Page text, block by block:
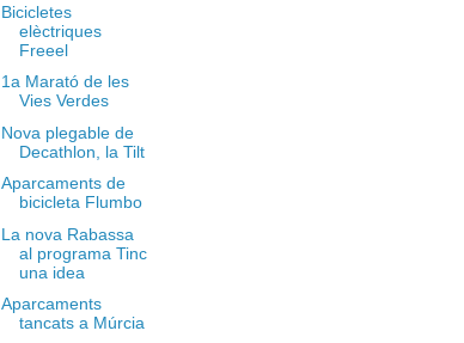
Bicicletes
elèctriques
Freeel
1a Marató de les
Vies Verdes
Nova plegable de
Decathlon, la Tilt
Aparcaments de
bicicleta Flumbo
La nova Rabassa
al programa Tinc
una idea
Aparcaments
tancats a Múrcia